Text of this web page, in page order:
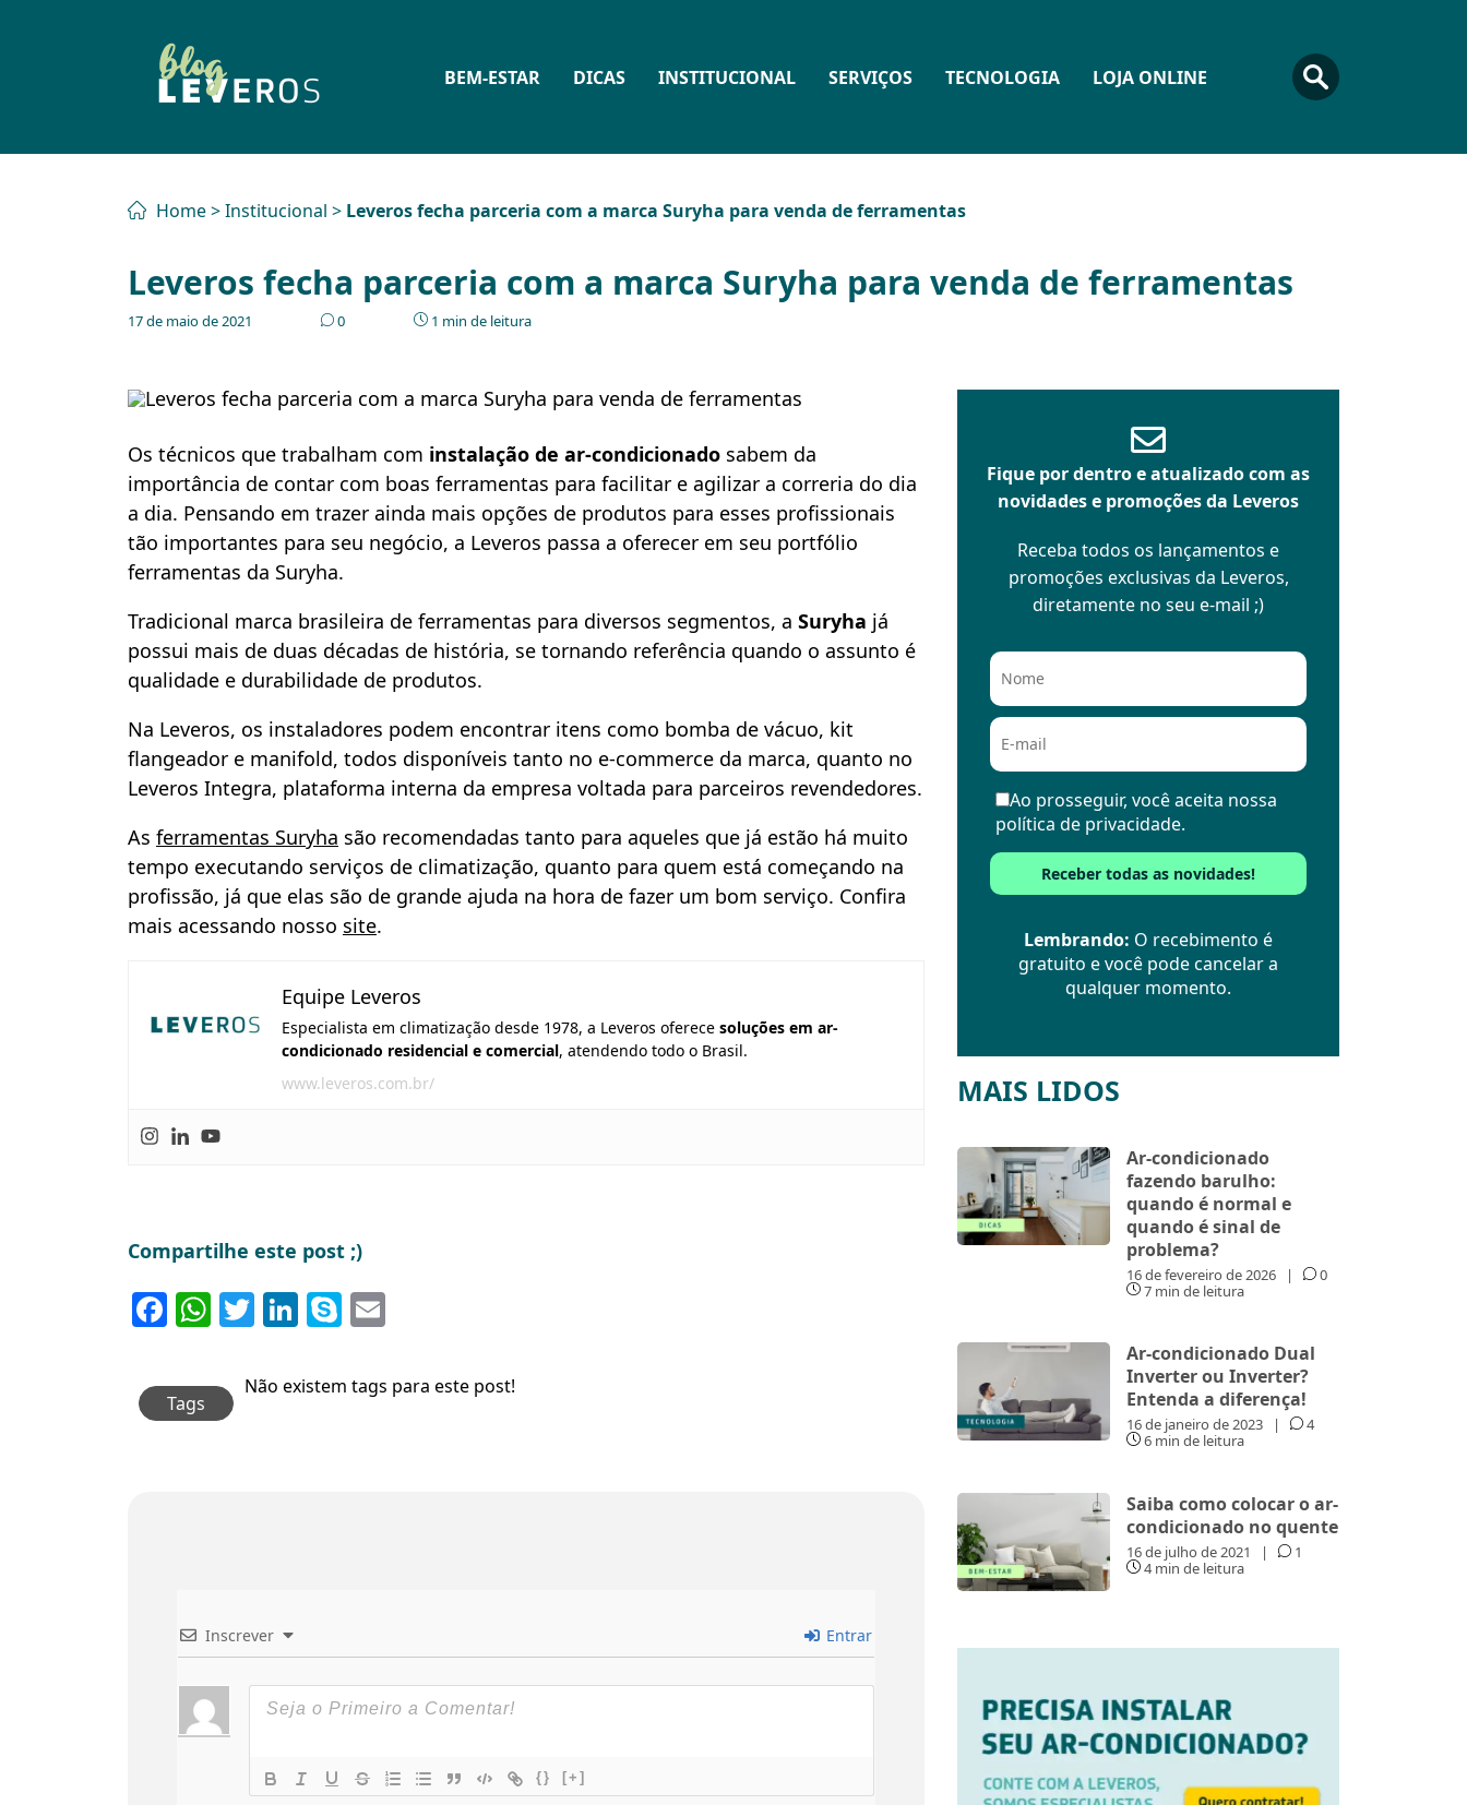
BEM-ESTAR DICAS INSTITUCIONAL SERVIÇOS TECNOLOGIA LOJA ONLINE
Home>Institucional > Leveros fecha parceria com a marca Suryha para venda de ferramentas
Leveros fecha parceria com a marca Suryha para venda de ferramentas
17 de maio de 2021 0 1 min de leitura
Os técnicos que trabalham com instalação de ar-condicionado sabem da
importância de contar com boas ferramentas para facilitar e agilizar a correria do dia
a dia. Pensando em trazer ainda mais opções de produtos para esses profissionais
tão importantes para seu negócio, a Leveros passa a oferecer em seu portfólio
ferramentas da Suryha.
Tradicional marca brasileira de ferramentas para diversos segmentos, a Suryha já
possui mais de duas décadas de história, se tornando referência quando o assunto é
qualidade e durabilidade de produtos.
Na Leveros, os instaladores podem encontrar itens como bomba de vácuo, kit
flangeador e manifold, todos disponíveis tanto no e-commerce da marca, quanto no
Leveros Integra, plataforma interna da empresa voltada para parceiros revendedores.
As ferramentas Suryha são recomendadas tanto para aqueles que já estão há muito
tempo executando serviços de climatização, quanto para quem está começando na
profissão, já que elas são de grande ajuda na hora de fazer um bom serviço. Confira
mais acessando nosso site.
Equipe Leveros
Especialista em climatização desde 1978, a Leveros oferece soluções em ar-
condicionado residencial e comercial, atendendo todo o Brasil.
www.leveros.com.br/
Compartilhe este post ;)
Facebook
WhatsApp
Twitter
LinkedIn
Skype
Tags
Não existem tags para este post!
Inscrever Entrar
{} [+]
Fique por dentro e atualizado com as
novidades e promoções da Leveros
Receba todos os lançamentos e
promoções exclusivas da Leveros,
diretamente no seu e-mail ;)
Ao prosseguir, você aceita nossa
política de privacidade.
Lembrando: O recebimento é
gratuito e você pode cancelar a
qualquer momento.
MAIS LIDOS
Ar-condicionado
fazendo barulho:
quando é normal e
quando é sinal de
problema?
16 de fevereiro de 2026 |
0
7 min de leitura
Ar-condicionado Dual
Inverter ou Inverter?
Entenda a diferença!
16 de janeiro de 2023 |
4
6 min de leitura
Saiba como colocar o ar-
condicionado no quente
16 de julho de 2021 |
1
4 min de leitura